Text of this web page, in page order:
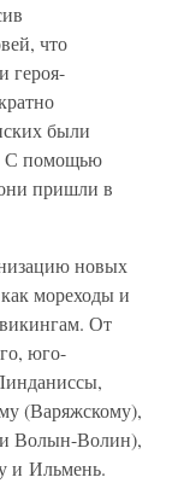
что
героя-
были
С помощью
пришли в
новых
мореходы и
От
юго-
(Варяжскому),
Волын-Волин),
и Ильмень.